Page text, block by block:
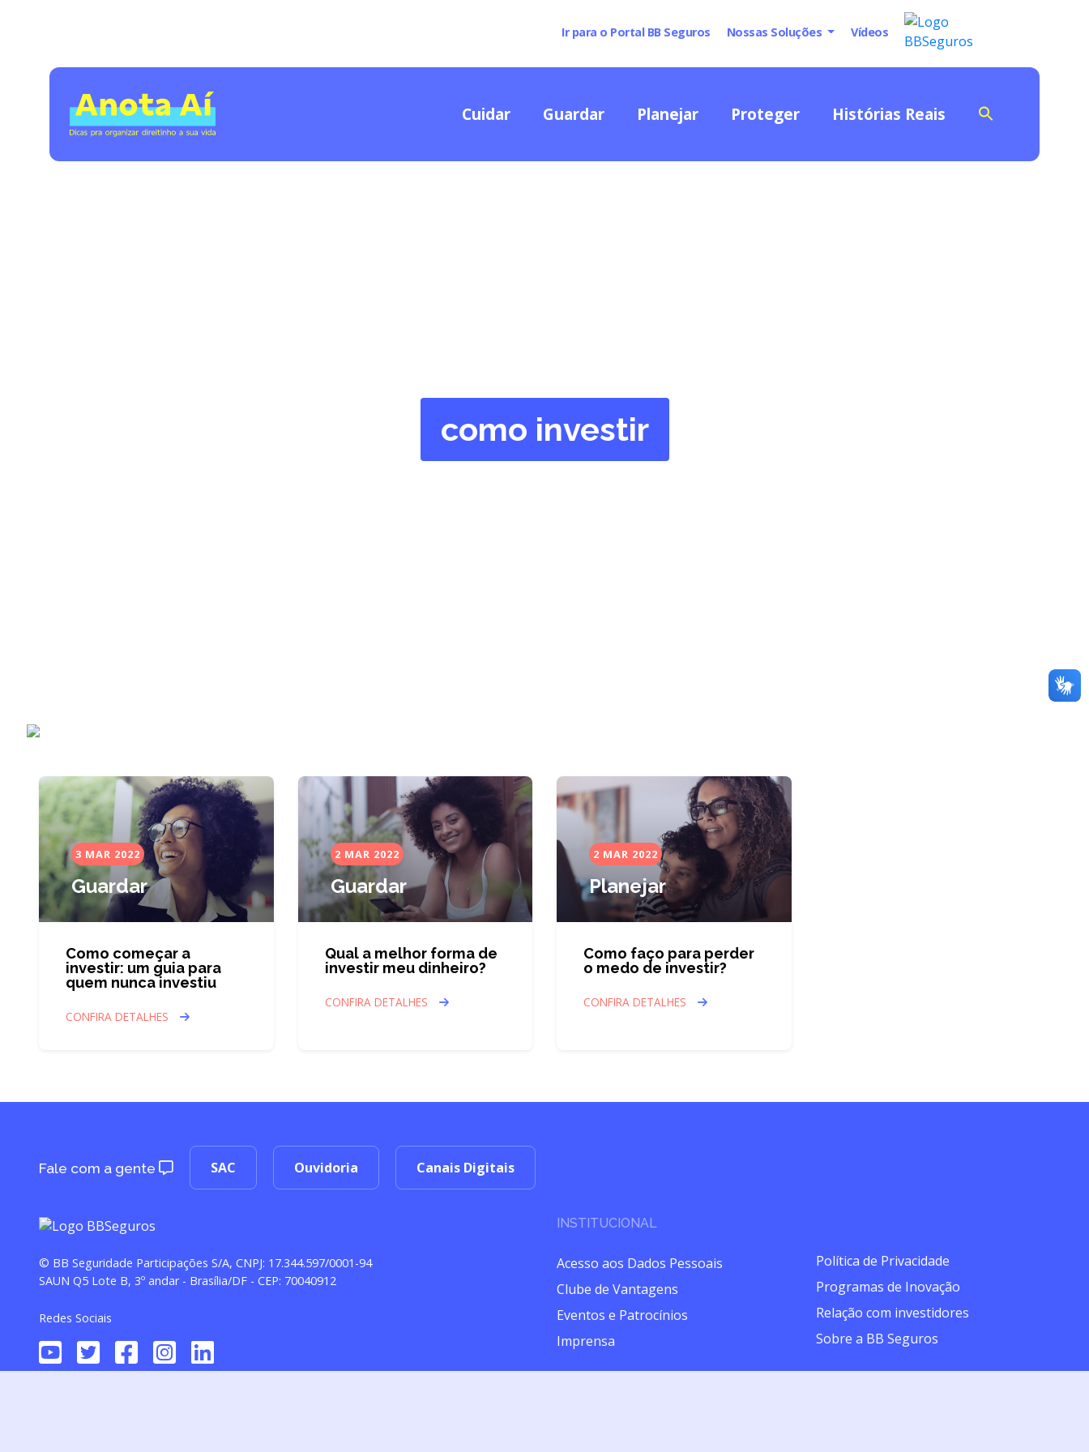
Ir para o Portal BB Seguros Nossas Soluções Vídeos
Cuidar Guardar Planejar Proteger Histórias Reais
como investir
3 MAR 2022
Guardar
Como começar a
investir: um guia para
quem nunca investiu
CONFIRA DETALHES
2 MAR 2022
Guardar
Qual a melhor forma de
investir meu dinheiro?
CONFIRA DETALHES
2 MAR 2022
Planejar
Como faço para perder
o medo de investir?
CONFIRA DETALHES
Fale com a gente SAC Ouvidoria Canais Digitais
© BB Seguridade Participações S/A, CNPJ: 17.344.597/0001-94
SAUN Q5 Lote B, 3º andar - Brasília/DF - CEP: 70040912
Redes Sociais
INSTITUCIONAL
Acesso aos Dados Pessoais
Clube de Vantagens
Eventos e Patrocínios
Imprensa
Política de Privacidade
Programas de Inovação
Relação com investidores
Sobre a BB Seguros